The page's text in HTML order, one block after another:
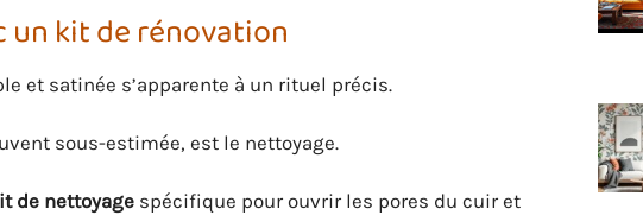
un kit de rénovation
et satinée s’apparente à un rituel précis.
sous-estimée, est le nettoyage.
de nettoyage spécifique pour ouvrir les pores du cuir et